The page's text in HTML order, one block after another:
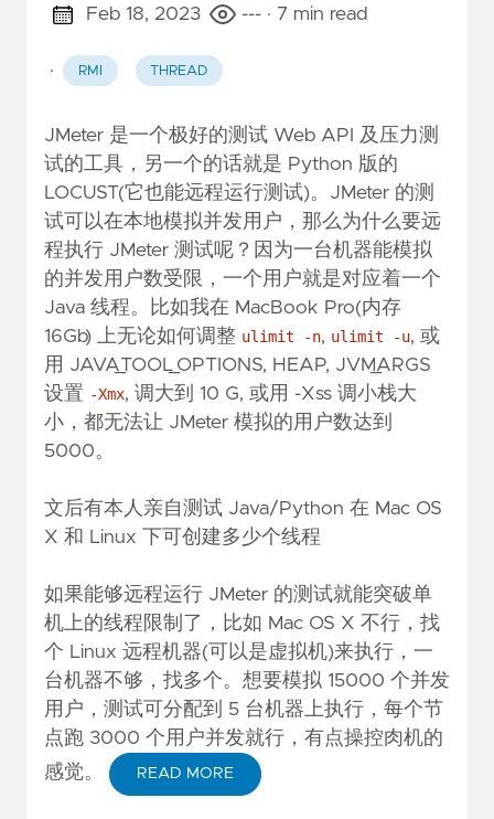
Feb 18, 2023 --- · 7 min read
· RMI THREAD
JMeter 是一个极好的测试 Web API 及压力测
试的工具，另一个的话就是 Python 版的
LOCUST(它也能远程运行测试)。JMeter 的测
试可以在本地模拟并发用户，那么为什么要远
程执行 JMeter 测试呢？因为一台机器能模拟
的并发用户数受限，一个用户就是对应着一个
Java 线程。比如我在 MacBook Pro(内存
16Gb) 上无论如何调整 ulimit -n, ulimit -u, 或
用 JAVA_TOOL_OPTIONS, HEAP, JVM_ARGS
设置 -Xmx, 调大到 10 G, 或用 -Xss 调小栈大
小，都无法让 JMeter 模拟的用户数达到
5000。
文后有本人亲自测试 Java/Python 在 Mac OS
X 和 Linux 下可创建多少个线程
如果能够远程运行 JMeter 的测试就能突破单
机上的线程限制了，比如 Mac OS X 不行，找
个 Linux 远程机器(可以是虚拟机)来执行，一
台机器不够，找多个。想要模拟 15000 个并发
用户，测试可分配到 5 台机器上执行，每个节
点跑 3000 个用户并发就行，有点操控肉机的
感觉。
READ MORE